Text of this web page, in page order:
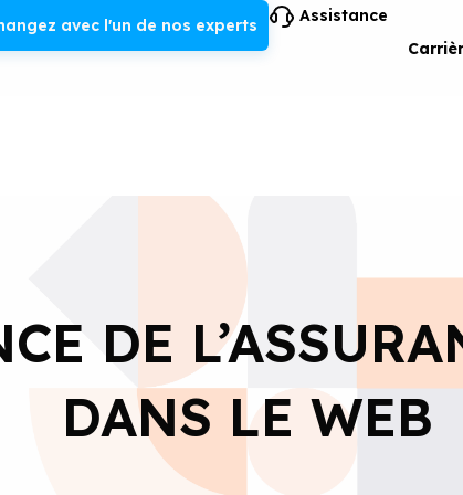
avec l'un de nos experts
Assistance
DE
DANS LE WEB